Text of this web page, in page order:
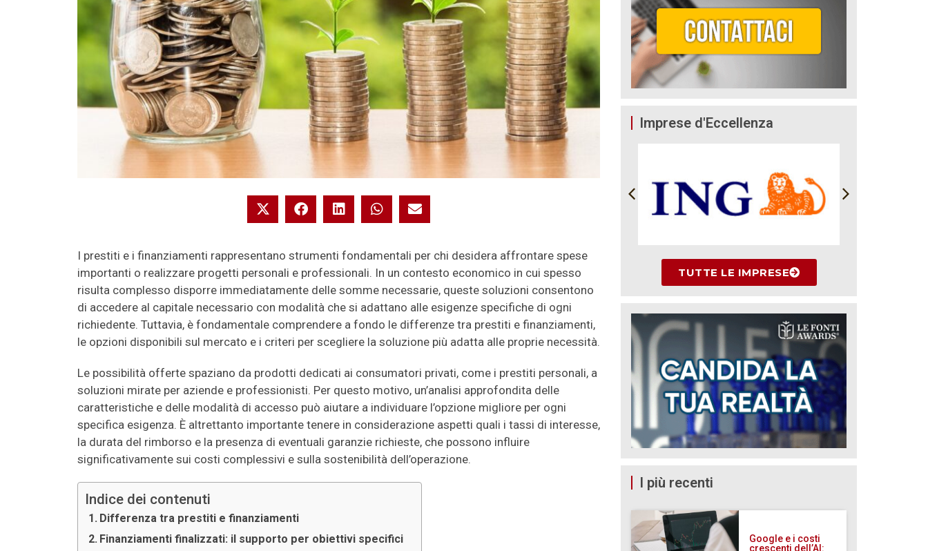
I prestiti e i finanziamenti rappresentano strumenti fondamentali per chi desidera affrontare spese
importanti o realizzare progetti personali e professionali. In un contesto economico in cui spesso
risulta complesso disporre immediatamente delle somme necessarie, queste soluzioni consentono
di accedere al capitale necessario con modalità che si adattano alle esigenze specifiche di ogni
richiedente. Tuttavia, è fondamentale comprendere a fondo le differenze tra prestiti e finanziamenti,
le opzioni disponibili sul mercato e i criteri per scegliere la soluzione più adatta alle proprie necessità.
Le possibilità offerte spaziano da prodotti dedicati ai consumatori privati, come i prestiti personali, a
soluzioni mirate per aziende e professionisti. Per questo motivo, un’analisi approfondita delle
caratteristiche e delle modalità di accesso può aiutare a individuare l’opzione migliore per ogni
specifica esigenza. È altrettanto importante tenere in considerazione aspetti quali i tassi di interesse,
la durata del rimborso e la presenza di eventuali garanzie richieste, che possono influire
significativamente sui costi complessivi e sulla sostenibilità dell’operazione.
Indice dei contenuti
Differenza tra prestiti e finanziamenti
Finanziamenti finalizzati: il supporto per obiettivi specifici
Imprese d'Eccellenza
TUTTE LE IMPRESE
I più recenti
Google e i costi
crescenti dell’AI: